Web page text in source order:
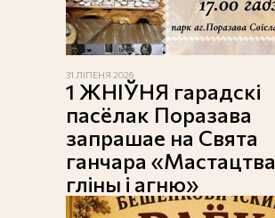
31 ЛІПЕНЯ 2026
1 ЖНІЎНЯ гарадскі
пасёлак Поразава
запрашае на Свята
ганчара «Мастацтва
гліны і агню»